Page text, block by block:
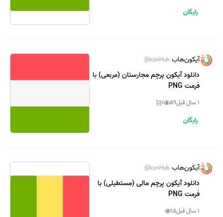
رایگان
آیکون‌هاب @IconHub
دانلود آیکون پرچم مجارستان (مربعی) با
فرمت PNG
1 سال قبل 59
1
رایگان
آیکون‌هاب @IconHub
دانلود آیکون پرچم مالی (مستطیلی) با
فرمت PNG
1 سال قبل 15